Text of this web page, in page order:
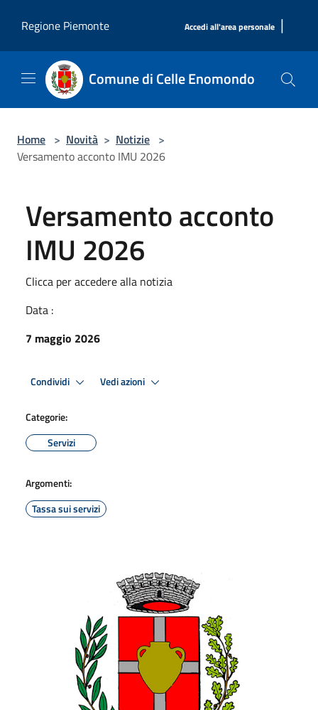
Regione Piemonte
Accedi all'area personale |
Comune di Celle Enomondo
Home > Novità > Notizie >
Versamento acconto IMU 2026
Versamento acconto
IMU 2026
Clicca per accedere alla notizia
Data :
7 maggio 2026
Condividi Vedi azioni
Categorie:
Servizi
Argomenti:
Tassa sui servizi